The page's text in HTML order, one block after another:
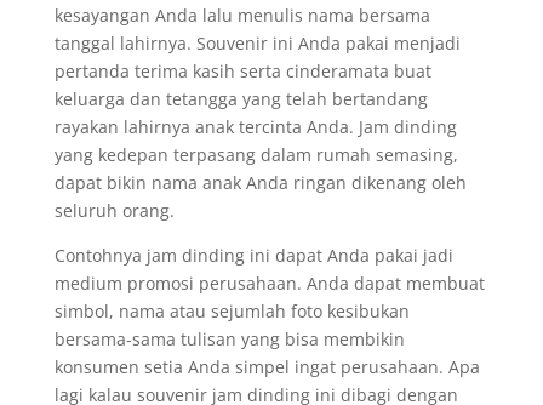
kesayangan Anda lalu menulis nama bersama
tanggal lahirnya. Souvenir ini Anda pakai menjadi
pertanda terima kasih serta cinderamata buat
keluarga dan tetangga yang telah bertandang
rayakan lahirnya anak tercinta Anda. Jam dinding
yang kedepan terpasang dalam rumah semasing,
dapat bikin nama anak Anda ringan dikenang oleh
seluruh orang.
Contohnya jam dinding ini dapat Anda pakai jadi
medium promosi perusahaan. Anda dapat membuat
simbol, nama atau sejumlah foto kesibukan
bersama-sama tulisan yang bisa membikin
konsumen setia Anda simpel ingat perusahaan. Apa
lagi kalau souvenir jam dinding ini dibagi dengan